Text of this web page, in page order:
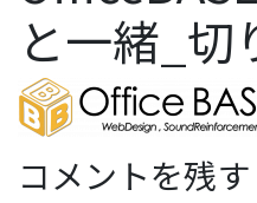
と一緒_切
コメントを残す